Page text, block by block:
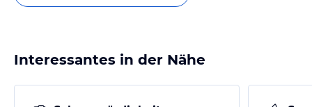
Interessantes in der Nähe